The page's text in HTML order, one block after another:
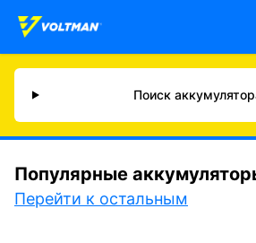
Поиск
Популярные
Перейти к остальным